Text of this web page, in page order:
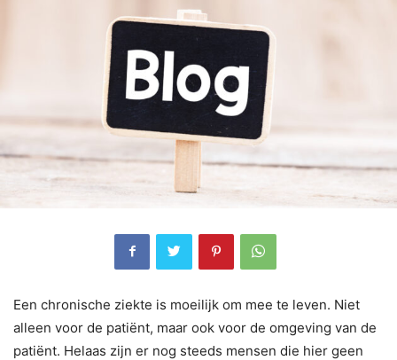
Een chronische ziekte is moeilijk om mee te leven. Niet
alleen voor de patiënt, maar ook voor de omgeving van de
patiënt. Helaas zijn er nog steeds mensen die hier geen